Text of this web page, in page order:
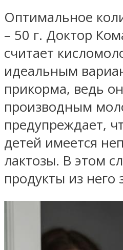
Оптимальное
– 50 г. Доктор
считает
идеальным
прикорма, ведь
производным
предупреждает,
детей имеется
лактозы. В этом
продукты из